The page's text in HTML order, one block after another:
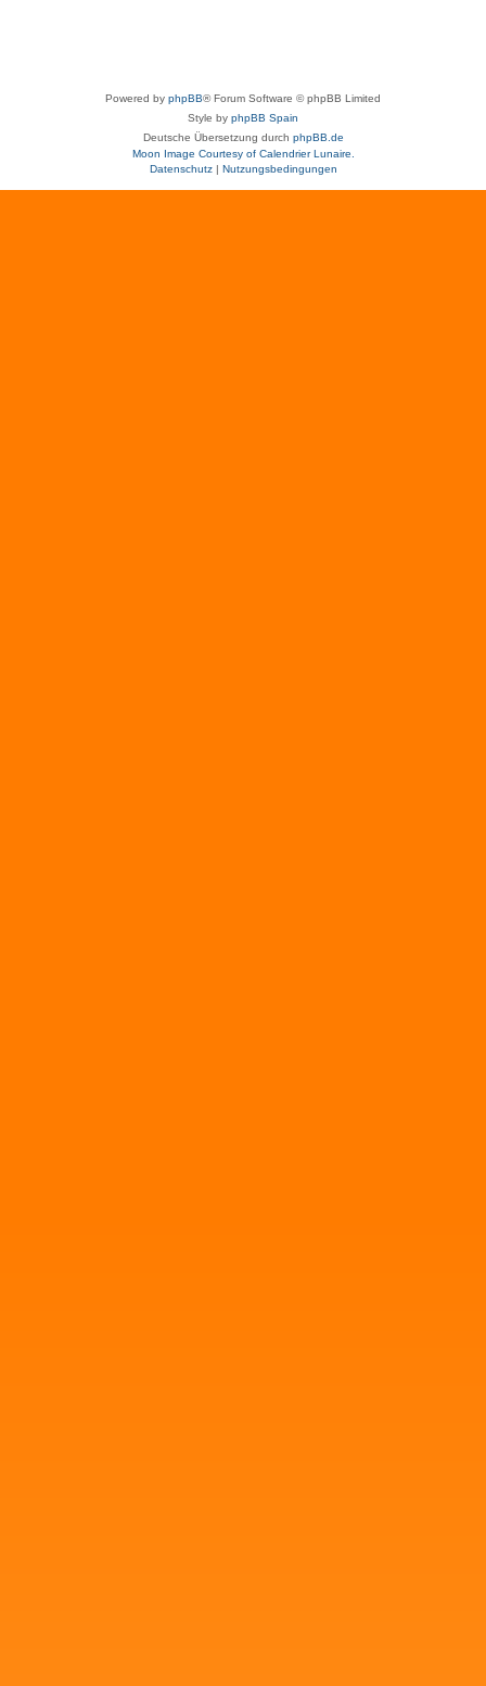
Powered by phpBB® Forum Software © phpBB Limited
Style by phpBB Spain
Deutsche Übersetzung durch phpBB.de
Moon Image Courtesy of Calendrier Lunaire.
Datenschutz| Nutzungsbedingungen